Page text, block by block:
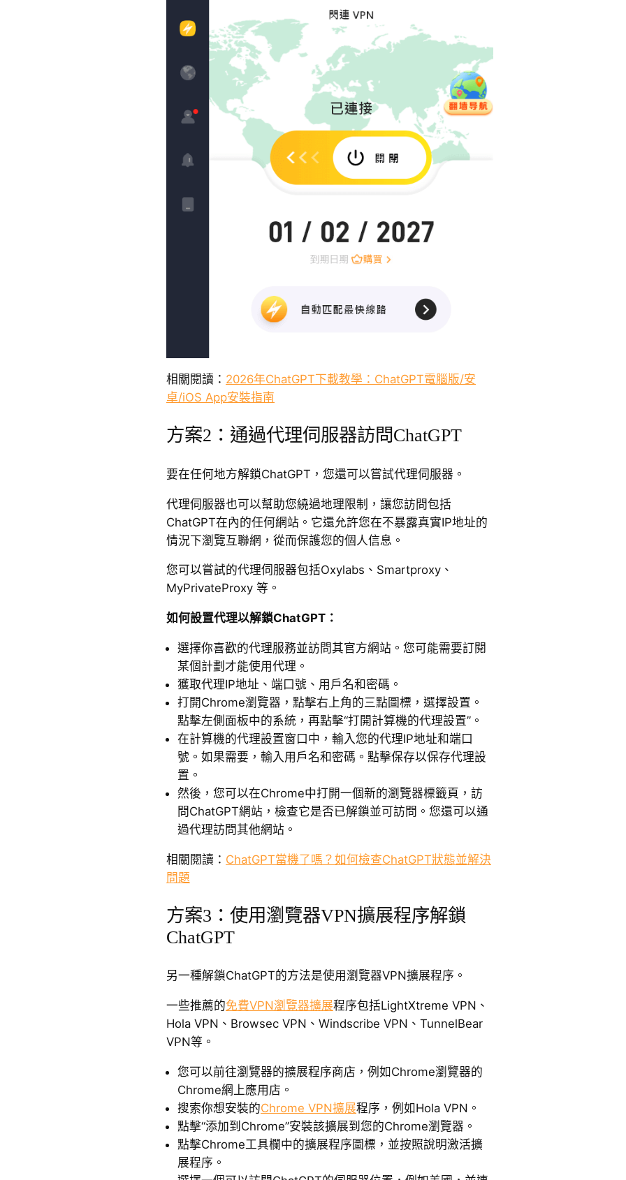
相關閱讀： 2026年ChatGPT下載教學：ChatGPT電腦版/安
卓/iOS App安裝指南
方案2：通過代理伺服器訪問ChatGPT
要在任何地方解鎖ChatGPT，您還可以嘗試代理伺服器。
代理伺服器也可以幫助您繞過地理限制，讓您訪問包括
ChatGPT在內的任何網站。它還允許您在不暴露真實IP地址的
情況下瀏覽互聯網，從而保護您的個人信息。
您可以嘗試的代理伺服器包括Oxylabs、Smartproxy、
MyPrivateProxy 等。
如何設置代理以解鎖ChatGPT：
選擇你喜歡的代理服務並訪問其官方網站。您可能需要訂閱
某個計劃才能使用代理。
獲取代理IP地址、端口號、用戶名和密碼。
打開Chrome瀏覽器，點擊右上角的三點圖標，選擇設置。
點擊左側面板中的系統，再點擊“打開計算機的代理設置”。
在計算機的代理設置窗口中，輸入您的代理IP地址和端口
號。如果需要，輸入用戶名和密碼。點擊保存以保存代理設
置。
然後，您可以在Chrome中打開一個新的瀏覽器標籤頁，訪
問ChatGPT網站，檢查它是否已解鎖並可訪問。您還可以通
過代理訪問其他網站。
相關閱讀： ChatGPT當機了嗎？如何檢查ChatGPT狀態並解決
問題
方案3：使用瀏覽器VPN擴展程序解鎖
ChatGPT
另一種解鎖ChatGPT的方法是使用瀏覽器VPN擴展程序。
一些推薦的免費VPN瀏覽器擴展程序包括LightXtreme VPN、
Hola VPN、Browsec VPN、Windscribe VPN、TunnelBear
VPN等。
您可以前往瀏覽器的擴展程序商店，例如Chrome瀏覽器的
Chrome網上應用店。
搜索你想安裝的Chrome VPN擴展程序，例如Hola VPN。
點擊“添加到Chrome”安裝該擴展到您的Chrome瀏覽器。
點擊Chrome工具欄中的擴展程序圖標，並按照說明激活擴
展程序。